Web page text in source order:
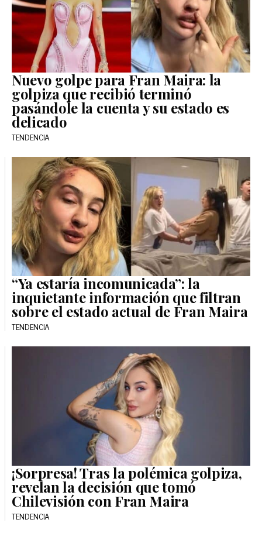
Nuevo golpe para Fran Maira: la
golpiza que recibió terminó
pasándole la cuenta y su estado es
delicado
TENDENCIA
“Ya estaría incomunicada”: la
inquietante información que filtran
sobre el estado actual de Fran Maira
TENDENCIA
¡Sorpresa! Tras la polémica golpiza,
revelan la decisión que tomó
Chilevisión con Fran Maira
TENDENCIA